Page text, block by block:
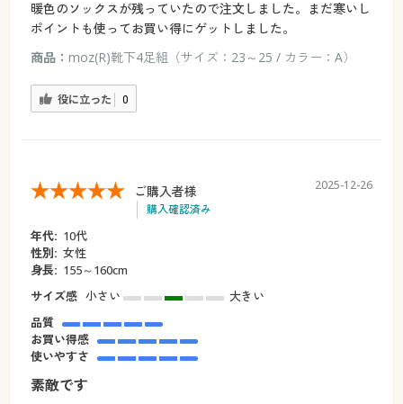
暖色のソックスが残っていたので注文しました。まだ寒いし
ポイントも使ってお買い得にゲットしました。
商品： moz(R)靴下4足組（サイズ：23～25 / カラー：A）
役に立った 0
ご購入者様
購入確認済み
2025-12-26
年代: 10代
性別: 女性
身長: 155～160cm
サイズ感 小さい
大きい
品質
お買い得感
使いやすさ
素敵です